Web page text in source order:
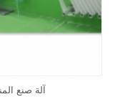
من نوع المحرك العاكس